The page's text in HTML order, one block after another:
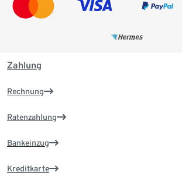
Zahlung
Rechnung
Ratenzahlung
Bankeinzug
Kreditkarte